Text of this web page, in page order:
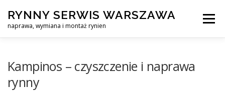
content
RYNNY SERWIS WARSZAWA
naprawa, wymiana i montaż rynien
Menu
Kampinos – czyszczenie i naprawa
rynny